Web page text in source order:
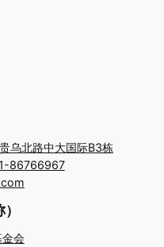
乌北路中大国际B3栋
86766967
金会